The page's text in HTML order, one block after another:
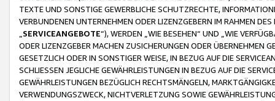
TEXTE UND SONSTIGE GEWERBLICHE SCHUTZRECHTE,
VERBUNDENEN UNTERNEHMEN ODER LIZENZGEBERN IM RAHMEN
SERVICEANGEBOTE“), WERDEN „WIE BESEHEN“ UND „WIE
ODER LIZENZGEBER MACHEN ZUSICHERUNGEN ODER ÜBERNEHMEN
GESETZLICH ODER IN SONSTIGER WEISE, IN BEZUG AUF DIE
SCHLIESSEN JEGLICHE GEWÄHRLEISTUNGEN IN BEZUG AUF DIE
GEWÄHRLEISTUNGEN BEZÜGLICH RECHTSMÄNGELN,
VERWENDUNGSZWECK, NICHTVERLETZUNG SOWIE